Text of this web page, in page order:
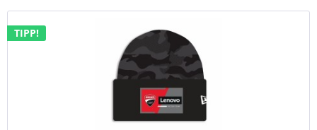
TIPP!